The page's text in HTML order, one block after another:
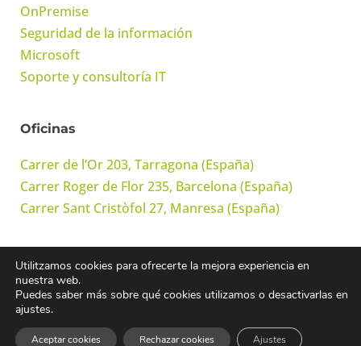
OnPremise
Seguridad de la información
Microsoft
Soporte y consultoría IT
Oficinas
Carrer de l’Or 203, Tarragona (España)
Carrer Roger de Flor 235, Barcelona (España)
Carrer Sant Cristòfol 27, Manresa (España)
© Onwork Cloud, S.L. Todos los derechos reservados
Seguridad de la información
Utilitzamos cookies para ofrecerte la mejora experiencia en
nuestra web.
Puedes saber más sobre qué cookies utilizamos o desactivarlas en
ajustes.
Aceptar cookies Rechazar cookies Ajustes